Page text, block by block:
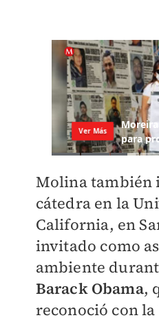
Molina también
cátedra en la
California, en
invitado como
ambiente
Barack Obama,
reconoció con